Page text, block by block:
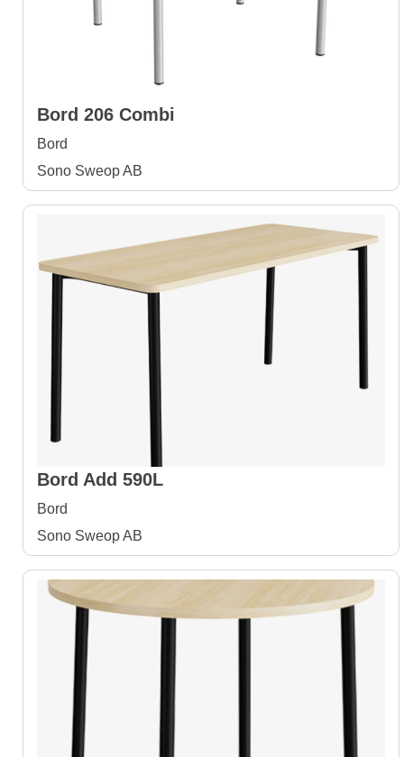
Bord 206 Combi
Bord
Sono Sweop AB
Bord Add 590L
Bord
Sono Sweop AB